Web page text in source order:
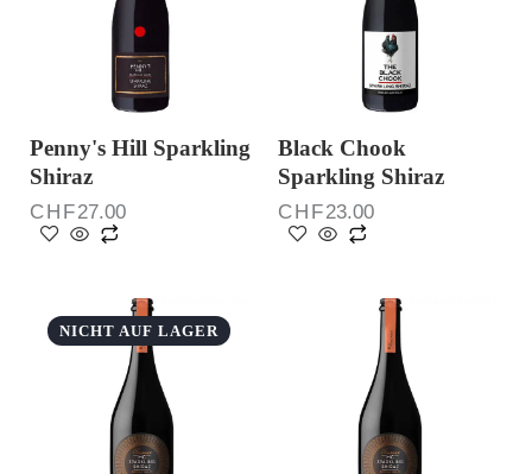
Penny's Hill Sparkling
Shiraz
CHF27.00
Black Chook
Sparkling Shiraz
CHF23.00
NICHT AUF LAGER